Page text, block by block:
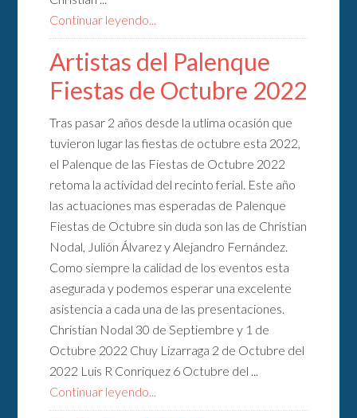
Continuar leyendo...
Artistas del Palenque
Fiestas de Octubre 2022
Tras pasar 2 años desde la utlima ocasión que
tuvieron lugar las fiestas de octubre esta 2022,
el Palenque de las Fiestas de Octubre 2022
retoma la actividad del recinto ferial. Este año
las actuaciones mas esperadas de Palenque
Fiestas de Octubre sin duda son las de Christian
Nodal, Julión Álvarez y Alejandro Fernández.
Como siempre la calidad de los eventos esta
asegurada y podemos esperar una excelente
asistencia a cada una de las presentaciones.
Christian Nodal 30 de Septiembre y 1 de
Octubre 2022 Chuy Lizarraga 2 de Octubre del
2022 Luis R Conriquez 6 Octubre del ...
Continuar leyendo...